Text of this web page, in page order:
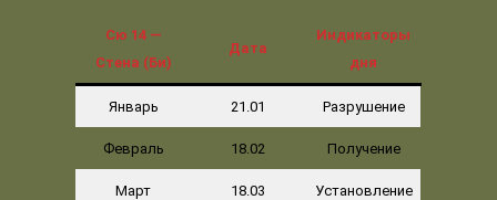
Сю 14 —
Стена (Би)
Дата
Индикаторы
дня
Январь 21.01 Разрушение
Февраль 18.02 Получение
Март 18.03 Установление